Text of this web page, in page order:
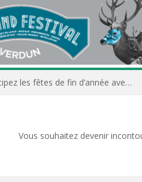
Commerçants, associations… anticipez les fêtes de fin d’année avec Meuz’Info
Vous souhaitez devenir